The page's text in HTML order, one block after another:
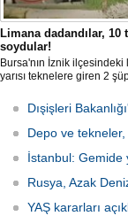
Limana dadandılar, 10
soydular!
Bursa'nın İznik
yarısı teknelere giren 2
çaldı. Olay, güvenlik
yansıdı, tekne
jandarma inceleme
Dışişleri
Depo ve
İstanbul: Gemide
Rusya, Azak
YAŞ kararları